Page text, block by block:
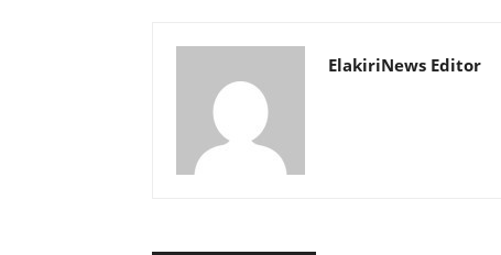
ElakiriNews Editor